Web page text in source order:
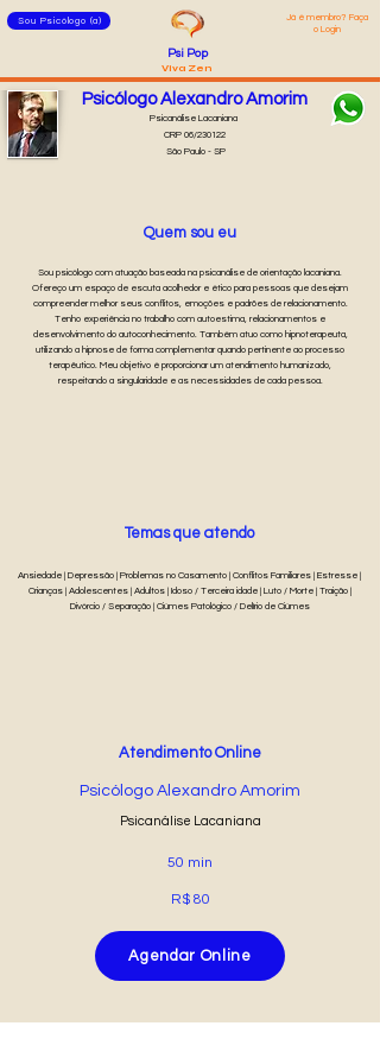
Sou Psicólogo (a)
Já é membro? Faça
o Login
Psi Pop
Viva Zen
Psicólogo Alexandro Amorim
CRP 06/230122
São Paulo - SP
Psicanálise Lacaniana
Quem sou eu
Sou psicólogo com atuação baseada na psicanálise de orientação lacaniana.
Ofereço um espaço de escuta acolhedor e ético para pessoas que desejam
compreender melhor seus conflitos, emoções e padrões de relacionamento.
Tenho experiência no trabalho com autoestima, relacionamentos e
desenvolvimento do autoconhecimento. Também atuo como hipnoterapeuta,
utilizando a hipnose de forma complementar quando pertinente ao processo
terapêutico. Meu objetivo é proporcionar um atendimento humanizado,
respeitando a singularidade e as necessidades de cada pessoa.
Ansiedade | Depressão | Problemas no Casamento | Conflitos Familiares | Estresse |
Crianças | Adolescentes | Adultos | Idoso / Terceira idade | Luto / Morte | Traição |
Divórcio / Separação | Ciúmes Patológico / Delírio de Ciúmes
Temas que atendo
Atendimento Online
Psicólogo Alexandro Amorim
Psicanálise Lacaniana
50 min
R$ 80
Agendar Online